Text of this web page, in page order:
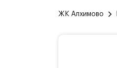
ЖК Алхимово